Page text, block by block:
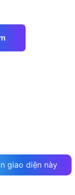
giao diện này